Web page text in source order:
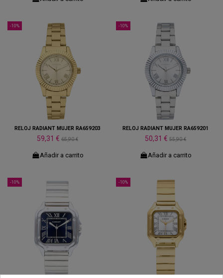
-10%
RELOJ RADIANT MUJER RA659203
59,31 € 65,90 €
Añadir a carrito
-10%
RELOJ RADIANT MUJER RA659201
50,31 €55,90 €
Añadir a carrito
-10% -10%